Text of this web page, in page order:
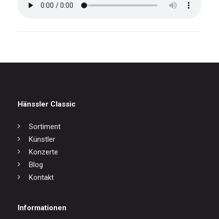
Hänssler Classic
Sortiment
Künstler
Konzerte
Blog
Kontakt
Informationen